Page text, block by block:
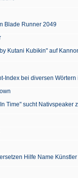
Blade Runner 2049
Kutani Kubikin" auf
Index bei diversen
Time" sucht Nativspeaker
Hilfe Name